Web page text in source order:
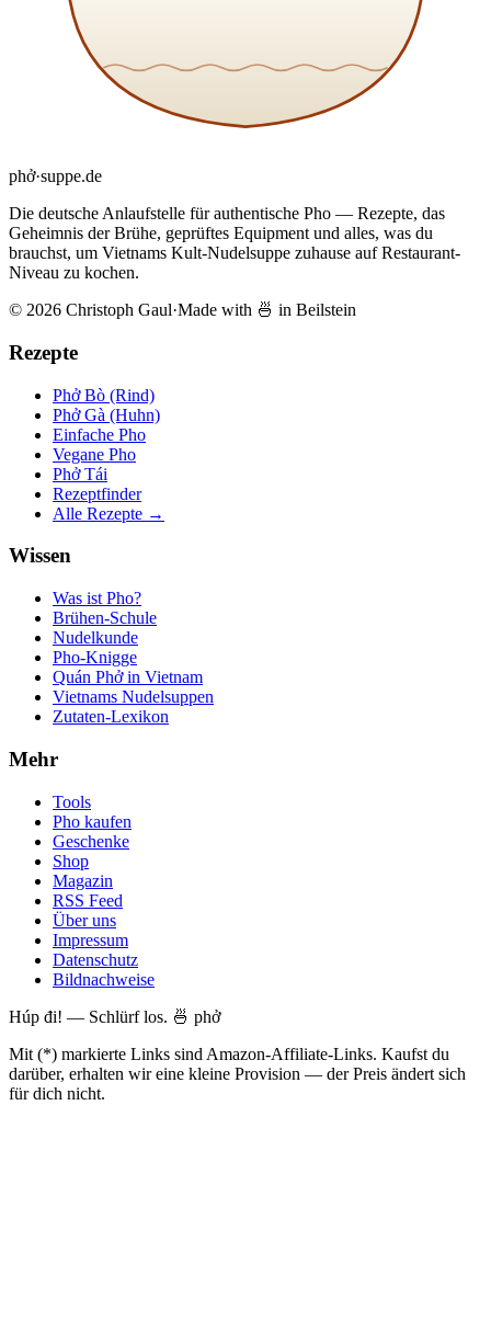
phở·suppe.de
Die deutsche Anlaufstelle für authentische Pho — Rezepte, das
Geheimnis der Brühe, geprüftes Equipment und alles, was du
brauchst, um Vietnams Kult-Nudelsuppe zuhause auf Restaurant-
Niveau zu kochen.
© 2026 Christoph Gaul·Made with 🍜 in Beilstein
Rezepte
Phở Bò (Rind)
Phở Gà (Huhn)
Einfache Pho
Vegane Pho
Phở Tái
Rezeptfinder
Alle Rezepte →
Wissen
Was ist Pho?
Brühen-Schule
Nudelkunde
Pho-Knigge
Quán Phở in Vietnam
Vietnams Nudelsuppen
Zutaten-Lexikon
Mehr
Tools
Pho kaufen
Geschenke
Shop
Magazin
RSS Feed
Über uns
Impressum
Datenschutz
Bildnachweise
Húp đi! — Schlürf los. 🍜 phở
Mit (*) markierte Links sind Amazon-Affiliate-Links. Kaufst du
darüber, erhalten wir eine kleine Provision — der Preis ändert sich
für dich nicht.